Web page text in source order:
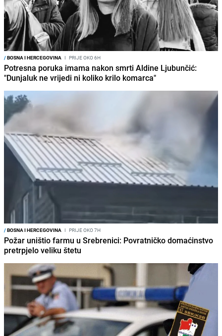
/BOSNA I HERCEGOVINA I PRIJE OKO 6H
Potresna poruka imama nakon smrti Aldine Ljubunčić:
"Dunjaluk ne vrijedi ni koliko krilo komarca"
/BOSNA I HERCEGOVINA I PRIJE OKO 7H
Požar uništio farmu u Srebrenici: Povratničko domaćinstvo
pretrpjelo veliku štetu